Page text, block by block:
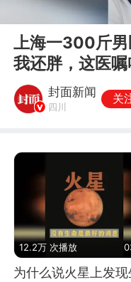
上海一300斤男
我还胖，这医嘱
封面新闻
四川
关
12.2万 次播放
为什么说火星上发现